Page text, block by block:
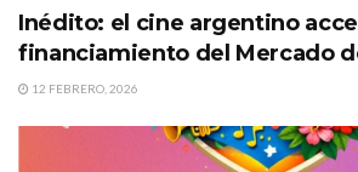
Inédito: el cine argentino
financiamiento del Mercado
12 FEBRERO, 2026